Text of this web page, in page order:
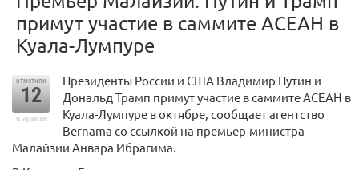
примут участие в саммите АСЕАН в
Куала-Лумпуре
отметили
12
в архиве
Президенты России и США Владимир Путин и
Дональд Трамп примут участие в саммите АСЕАН в
Куала-Лумпуре в октябре, сообщает агентство
Bernama со ссылкой на премьер-министра
Малайзии Анвара Ибрагима.